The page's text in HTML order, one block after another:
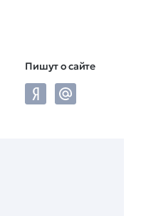
Пишут о сайте